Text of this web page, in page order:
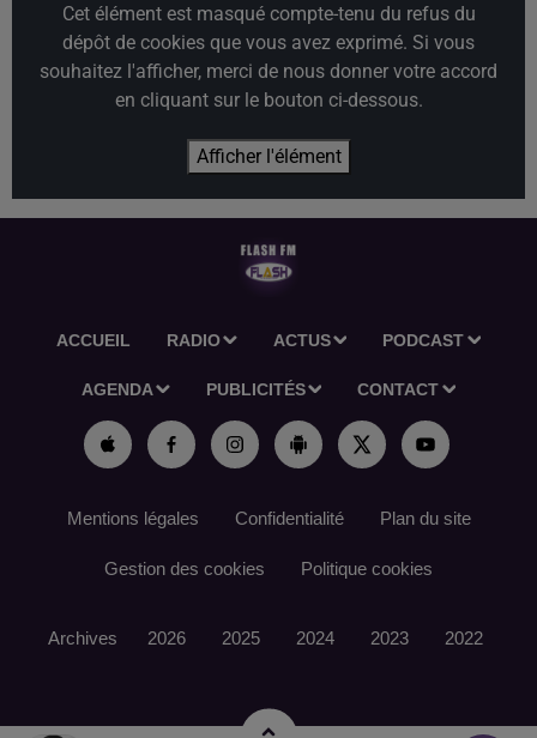
Cet élément est masqué compte-tenu du refus du
dépôt de cookies que vous avez exprimé. Si vous
souhaitez l'afficher, merci de nous donner votre accord
en cliquant sur le bouton ci-dessous.
Afficher l'élément
ACCUEIL RADIO ACTUS PODCAST
AGENDA PUBLICITÉS CONTACT
Mentions légales Confidentialité Plan du site
Gestion des cookies Politique cookies
Archives 2026 2025 2024 2023 2022